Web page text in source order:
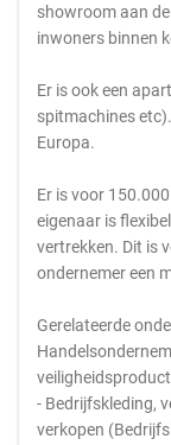
showroom aan
inwoners binnen
Er is ook een
spitmachines
Europa.
Er is voor
eigenaar is
vertrekken. Dit is
ondernemer een
Gerelateerde
- Bedrijfskleding,
verkopen